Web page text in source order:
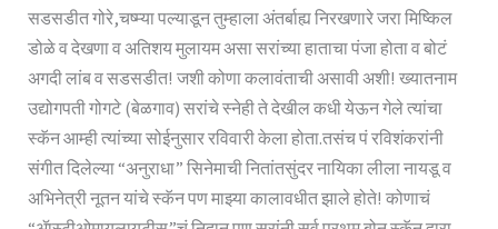
सडसडीत गोरे,चष्म्या पल्याडून तुम्हाला अंतर्बाह्य निरखणारे जरा मिष्किल
डोळे व देखणा व अतिशय मुलायम असा सरांच्या हाताचा पंजा होता व बोटं
अगदी लांब व सडसडीत! जशी कोणा कलावंताची असावी अशी! ख्यातनाम
उद्योगपती गोगटे (बेळगाव) सरांचे स्नेही ते देखील कधी येऊन गेले त्यांचा
स्कॅन आम्ही त्यांच्या सोईनुसार रविवारी केला होता.तसंच पं रविशंकरांनी
संगीत दिलेल्या “अनुराधा” सिनेमाची नितांतसुंदर नायिका लीला नायडू व
अभिनेत्री नूतन यांचे स्कॅन पण माझ्या कालावधीत झाले होते! कोणाचं